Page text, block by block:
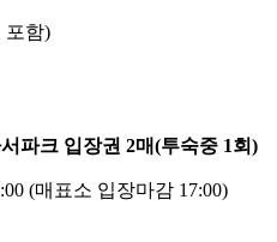
포함)
파크 입장권 2매(투숙중 1회)
(매표소 입장마감 17:00)